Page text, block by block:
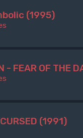
(1995)
- FEAR OF THE
(1991)